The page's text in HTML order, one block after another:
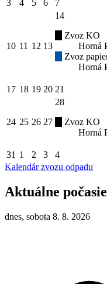
3 4 5 6 7
10 11 12 13
14
Zvoz KO
Horná
Zvoz
Horná
17 18 19 20 21
24 25 26 27
28
Zvoz KO
Horná
31 1 2 3 4
Kalendár zvozu odpadu
Aktuálne počasie
dnes, sobota 8. 8. 2026